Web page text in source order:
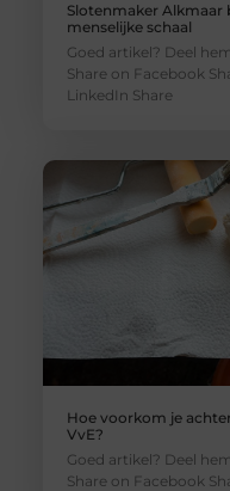
Slotenmaker Alkmaar
menselijke schaal
Goed artikel? Deel
Share on Facebook
LinkedIn Share
Hoe voorkom je
VvE?
Goed artikel? Deel
Share on Facebook